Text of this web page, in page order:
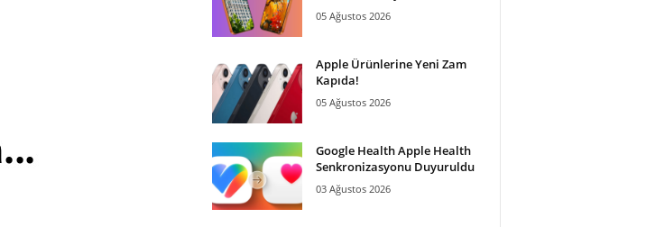
05 Ağustos 2026
Apple Ürünlerine Yeni Zam
Kapıda!
05 Ağustos 2026
Google Health Apple Health
Senkronizasyonu Duyuruldu
03 Ağustos 2026